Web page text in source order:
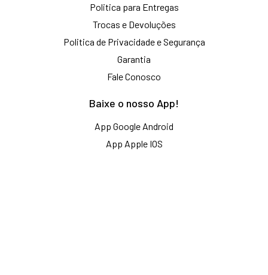
Politica para Entregas
Trocas e Devoluções
Politica de Privacidade e Segurança
Garantia
Fale Conosco
Baixe o nosso App!
App Google Android
App Apple IOS